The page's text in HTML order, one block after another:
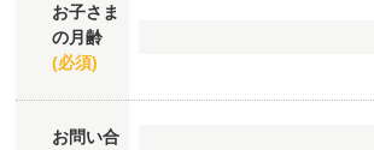
お子さま
の月齢
(必須)
お問い合